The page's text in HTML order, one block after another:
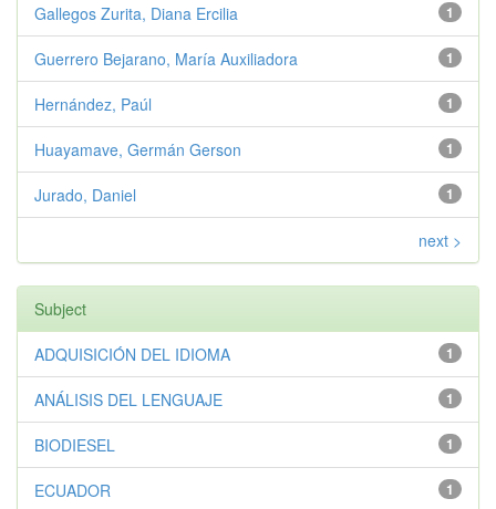
1
Gallegos Zurita, Diana Ercilia
1
Guerrero Bejarano, María Auxiliadora
1
Hernández, Paúl
1
Huayamave, Germán Gerson
1
Jurado, Daniel
next >
Subject
1
ADQUISICIÓN DEL IDIOMA
1
ANÁLISIS DEL LENGUAJE
1
BIODIESEL
1
ECUADOR